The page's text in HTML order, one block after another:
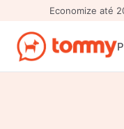
Economize até